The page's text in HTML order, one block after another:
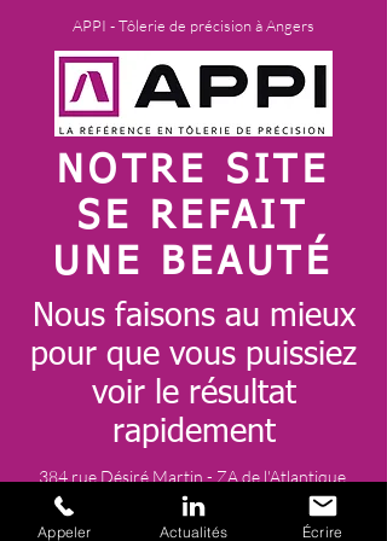
APPI - Tôlerie de précision à Angers
NOTRE SITE
SE REFAIT
UNE BEAUTÉ
Nous faisons au mieux
pour que vous puissiez
voir le résultat
rapidement
384 rue Désiré Martin - ZA de l'Atlantique
49170 Saint Léger de Linières
commercial@appi.fr | Tel: 02 41 77 53 66
Appeler Actualités Écrire